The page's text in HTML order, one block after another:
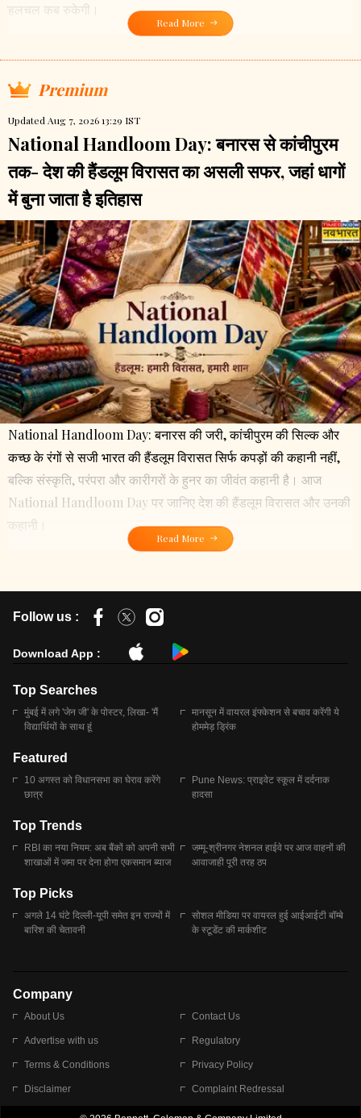
हलचल कब रुकेगी।
Read More
Premium
Updated Aug 7, 2026 13:29 IST
National Handloom Day: बनारस से कांचीपुरम
तक- देश की हैंडलूम विरासत का असली सफर, जहां धागों
में बुना जाता है इतिहास
National Handloom Day: बनारस की जरी, कांचीपुरम की सिल्क और
कच्छ के रंगों से सजी भारत की हैंडलूम विरासत सिर्फ कपड़ों की कहानी नहीं,
बल्कि संस्कृति, परंपरा और कारीगरों के हुनर का जीवंत कहानी है। आज
National Handloom Day पर जानिए देश की हैंडलूम विरासत और उनकी
कहानी।
Read More
Follow us :
Download App :
Top Searches
मुंबई में लगे 'जेन जी' के पोस्टर, लिखा- 'मैं
विद्यार्थियों के साथ हूं
मानसून में वायरल इंफ्केशन से बचाव करेंगी ये
होममेड़ ड्रिंक
Featured
10 अगस्त को विधानसभा का घेराव करेंगे
छात्र
Pune News: प्राइवेट स्कूल में दर्दनाक
हादसा
Top Trends
RBI का नया नियम: अब बैंकों को अपनी सभी
शाखाओं में जमा पर देना होगा एकसमान ब्याज
जम्मू-श्रीनगर नेशनल हाईवे पर आज वाहनों की
आवाजाही पूरी तरह ठप
Top Picks
अगले 14 घंटे दिल्ली-यूपी समेत इन राज्यों में
बारिश की चेतावनी
सोशल मीडिया पर वायरल हुई आईआईटी बॉम्बे
के स्टूडेंट की मार्कशीट
Company
About Us Contact Us
Advertise with us Regulatory
Terms & Conditions Privacy Policy
Disclaimer Complaint Redressal